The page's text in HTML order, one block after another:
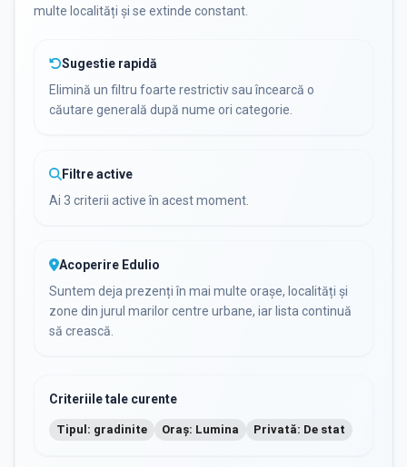
multe localități și se extinde constant.
Sugestie rapidă
Elimină un filtru foarte restrictiv sau încearcă o
căutare generală după nume ori categorie.
Filtre active
Ai 3 criterii active în acest moment.
Acoperire Edulio
Suntem deja prezenți în mai multe orașe, localități și
zone din jurul marilor centre urbane, iar lista continuă
să crească.
Criteriile tale curente
Tipul: gradinite Oraș: Lumina Privată: De stat